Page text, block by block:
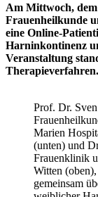
Am Mittwoch,
Frauenheilkunde
eine Online-
Harninkontinenz
Veranstaltung
Therapieverfahren.
Prof. Dr.
Marien
(unten) und
Frauenklinik
Witten
gemeinsam